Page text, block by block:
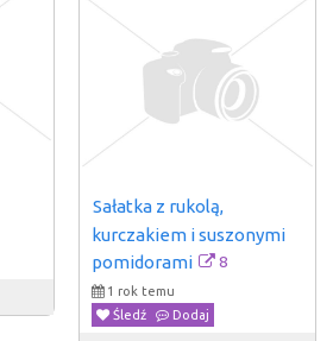
Sałatka z rukolą,
kurczakiem i suszonymi
pomidorami
8
1 rok temu
Śledź
Dodaj